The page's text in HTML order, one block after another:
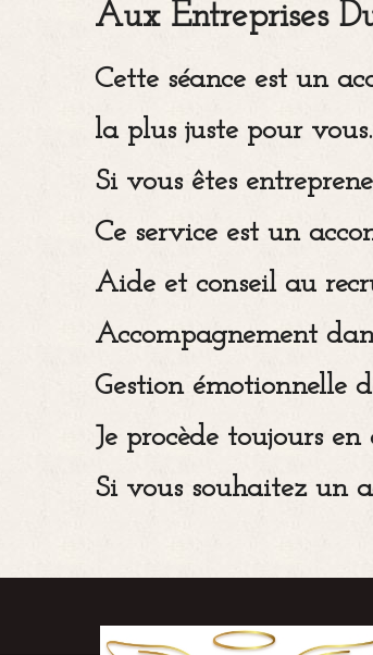
Aux Entreprises
Cette séance est un
la plus juste pour vous.
Si vous êtes
Ce service est un
Aide et conseil au
Accompagnement
Gestion émotionnelle
Je procède toujours
Si vous souhaitez un